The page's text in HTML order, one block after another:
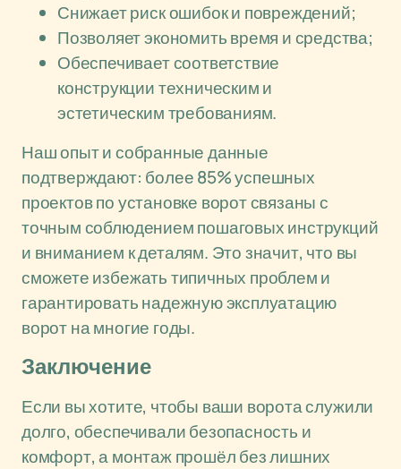
Снижает риск ошибок и повреждений;
Позволяет экономить время и средства;
Обеспечивает соответствие
конструкции техническим и
эстетическим требованиям.
Наш опыт и собранные данные
подтверждают: более 85% успешных
проектов по установке ворот связаны с
точным соблюдением пошаговых инструкций
и вниманием к деталям. Это значит, что вы
сможете избежать типичных проблем и
гарантировать надежную эксплуатацию
ворот на многие годы.
Заключение
Если вы хотите, чтобы ваши ворота служили
долго, обеспечивали безопасность и
комфорт, а монтаж прошёл без лишних